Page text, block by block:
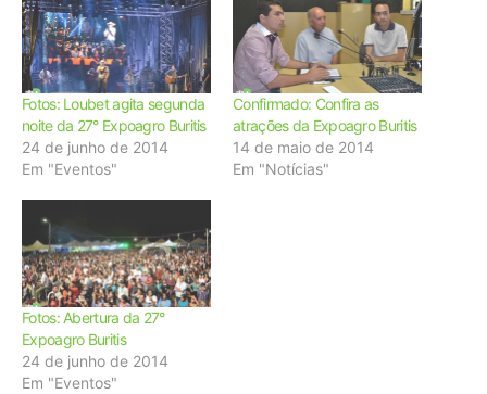
Fotos: Loubet agita segunda
noite da 27° Expoagro Buritis
24 de junho de 2014
Em "Eventos"
Confirmado: Confira as
atrações da Expoagro Buritis
14 de maio de 2014
Em "Notícias"
Fotos: Abertura da 27°
Expoagro Buritis
24 de junho de 2014
Em "Eventos"